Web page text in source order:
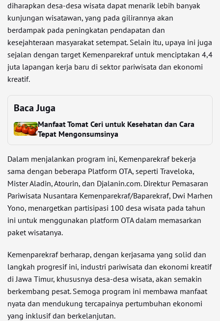
diharapkan desa-desa wisata dapat menarik lebih banyak
kunjungan wisatawan, yang pada gilirannya akan
berdampak pada peningkatan pendapatan dan
kesejahteraan masyarakat setempat. Selain itu, upaya ini juga
sejalan dengan target Kemenparekraf untuk menciptakan 4,4
juta lapangan kerja baru di sektor pariwisata dan ekonomi
kreatif.
Baca Juga
Manfaat Tomat Ceri untuk Kesehatan dan Cara
Tepat Mengonsumsinya
Dalam menjalankan program ini, Kemenparekraf bekerja
sama dengan beberapa Platform OTA, seperti Traveloka,
Mister Aladin, Atourin, dan Djalanin.com. Direktur Pemasaran
Pariwisata Nusantara Kemenparekraf/Baparekraf, Dwi Marhen
Yono, menargetkan partisipasi 100 desa wisata pada tahun
ini untuk menggunakan platform OTA dalam memasarkan
paket wisatanya.
Kemenparekraf berharap, dengan kerjasama yang solid dan
langkah progresif ini, industri pariwisata dan ekonomi kreatif
di Jawa Timur, khususnya desa-desa wisata, akan semakin
berkembang pesat. Semoga program ini membawa manfaat
nyata dan mendukung tercapainya pertumbuhan ekonomi
yang inklusif dan berkelanjutan.